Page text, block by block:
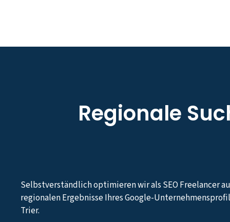
Regionale
Selbstverständlich optimieren wir als SEO Freelancer
regionalen Ergebnisse Ihres Google-
Trier.